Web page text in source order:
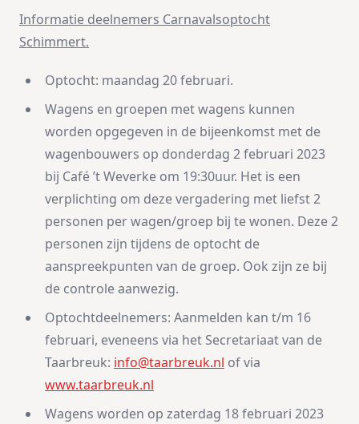
Informatie deelnemers Carnavalsoptocht
Schimmert.
Optocht: maandag 20 februari.
Wagens en groepen met wagens kunnen
worden opgegeven in de bijeenkomst met de
wagenbouwers op donderdag 2 februari 2023
bij Café ’t Weverke om 19:30uur. Het is een
verplichting om deze vergadering met liefst 2
personen per wagen/groep bij te wonen. Deze 2
personen zijn tijdens de optocht de
aanspreekpunten van de groep. Ook zijn ze bij
de controle aanwezig.
Optochtdeelnemers: Aanmelden kan t/m 16
februari, eveneens via het Secretariaat van de
Taarbreuk: info@taarbreuk.nl of via
www.taarbreuk.nl
Wagens worden op zaterdag 18 februari 2023